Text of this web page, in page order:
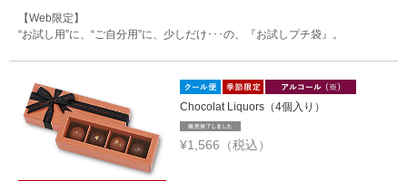
【Web限定】
“お試し用”に、“ご自分用”に、少しだけ･･･の、『お試しプチ袋』。
Chocolat Liquors（4個入り）
¥1,566（税込）